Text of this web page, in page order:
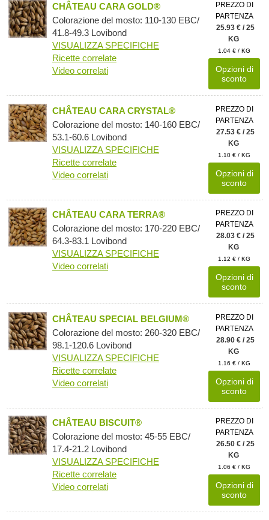
CHÂTEAU CARA GOLD®
Colorazione del mosto: 110-130 EBC/
41.8-49.3 Lovibond
VISUALIZZA SPECIFICHE
Ricette correlate
Video correlati
PREZZO DI
PARTENZA
25.93 € / 25
KG
1.04 € / KG
Opzioni di
sconto
CHÂTEAU CARA CRYSTAL®
Colorazione del mosto: 140-160 EBC/
53.1-60.6 Lovibond
VISUALIZZA SPECIFICHE
Ricette correlate
Video correlati
PREZZO DI
PARTENZA
27.53 € / 25
KG
1.10 € / KG
Opzioni di
sconto
CHÂTEAU CARA TERRA®
Colorazione del mosto: 170-220 EBC/
64.3-83.1 Lovibond
VISUALIZZA SPECIFICHE
Video correlati
PREZZO DI
PARTENZA
28.03 € / 25
KG
1.12 € / KG
Opzioni di
sconto
CHÂTEAU SPECIAL BELGIUM®
Colorazione del mosto: 260-320 EBC/
98.1-120.6 Lovibond
VISUALIZZA SPECIFICHE
Ricette correlate
Video correlati
PREZZO DI
PARTENZA
28.90 € / 25
KG
1.16 € / KG
Opzioni di
sconto
CHÂTEAU BISCUIT®
Colorazione del mosto: 45-55 EBC/
17.4-21.2 Lovibond
VISUALIZZA SPECIFICHE
Ricette correlate
Video correlati
PREZZO DI
PARTENZA
26.50 € / 25
KG
1.06 € / KG
Opzioni di
sconto